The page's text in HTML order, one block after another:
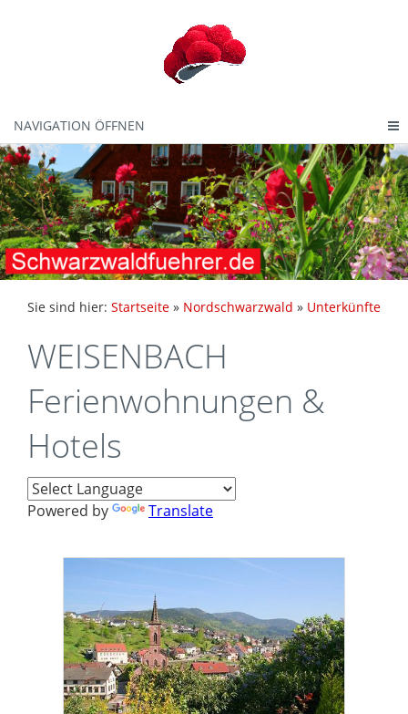
NAVIGATION ÖFFNEN
Sie sind hier: Startseite » Nordschwarzwald » Unterkünfte
WEISENBACH
Ferienwohnungen &
Hotels
Powered by Translate